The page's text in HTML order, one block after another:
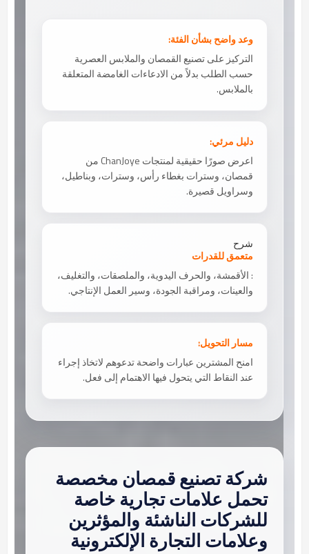
وعد واضح بشأن الفئة:
التركيز على تصنيع القمصان والملابس العصرية
حسب الطلب بدلاً من الادعاءات الغامضة المتعلقة
بالملابس.
دليل مرئي:
اعرض صورًا حقيقية لمنتجات ChanJoye من
قمصان، وسترات بغطاء رأس، وسترات، وبناطيل،
وسراويل قصيرة.
شرح
متعمق للقدرات
: الأقمشة، والحرف اليدوية، والملصقات، والتغليف،
والعينات، ومراقبة الجودة، وسير العمل الإنتاجي.
مسار التحويل:
امنح المشترين عبارات واضحة تدعوهم لاتخاذ إجراء
عند النقاط التي يتحول فيها الاهتمام إلى فعل.
شركة تصنيع قمصان مخصصة
تحمل علامات تجارية خاصة
للشركات الناشئة والمؤثرين
وعلامات التجارة الإلكترونية